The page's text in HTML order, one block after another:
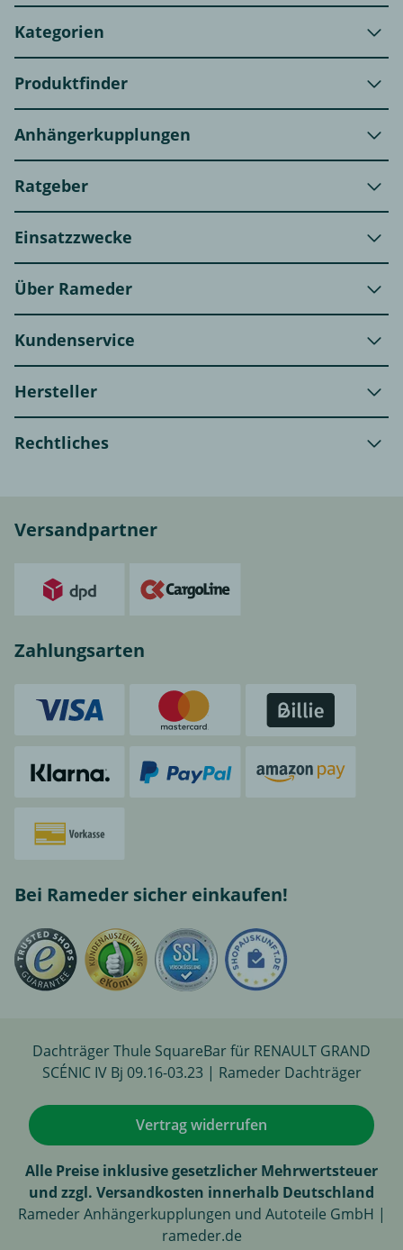
Kategorien
Produktfinder
Anhängerkupplungen
Ratgeber
Einsatzzwecke
Über Rameder
Kundenservice
Hersteller
Rechtliches
Versandpartner
Zahlungsarten
Bei Rameder sicher einkaufen!
Dachträger Thule SquareBar für RENAULT GRAND
SCÉNIC IV Bj 09.16-03.23 | Rameder Dachträger
Vertrag widerrufen
Alle Preise inklusive gesetzlicher Mehrwertsteuer
und zzgl. Versandkosten innerhalb Deutschland
Rameder Anhängerkupplungen und Autoteile GmbH |
rameder.de